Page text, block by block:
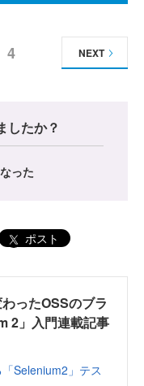
4 NEXT
したか？
った
ポスト
ったOSSのブラ
2」入門連載記事
Selenium2」テス